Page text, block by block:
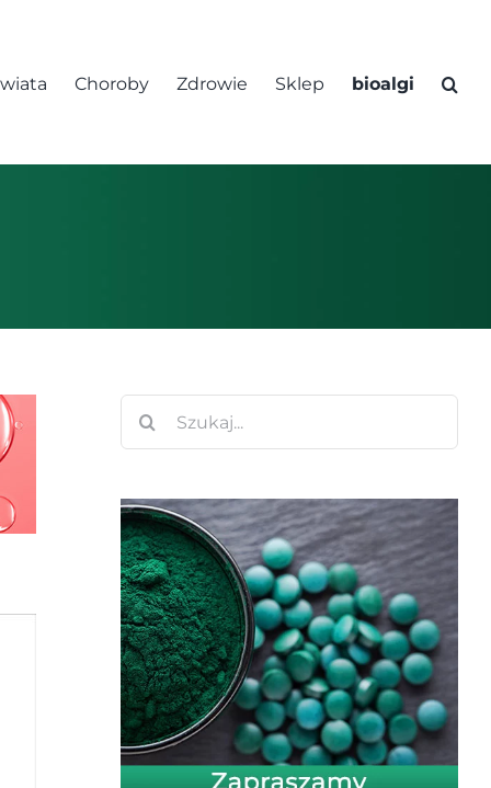
Choroby Zdrowie Sklep bioalgi